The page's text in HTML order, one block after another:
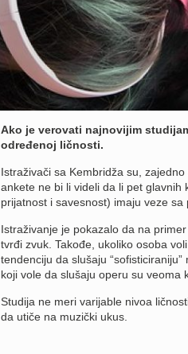
Ako je verovati najnovijim
određenoj ličnosti.
Istraživači sa Kembridža su,
ankete ne bi li videli da li pet glavnih
prijatnost i savesnost) imaju veze sa
Istraživanje je pokazalo da na
tvrđi zvuk. Takođe, ukoliko osoba
tendenciju da slušaju
koji vole da slušaju operu su veoma
Studija ne meri varijable nivoa
da utiče na muzički ukus.